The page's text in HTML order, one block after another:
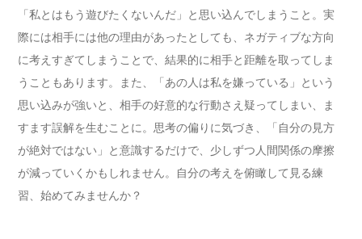
「私とはもう遊びたくないんだ」と思い込んでしまうこと。実
際には相手には他の理由があったとしても、ネガティブな方向
に考えすぎてしまうことで、結果的に相手と距離を取ってしま
うこともあります。また、「あの人は私を嫌っている」という
思い込みが強いと、相手の好意的な行動さえ疑ってしまい、ま
すます誤解を生むことに。思考の偏りに気づき、「自分の見方
が絶対ではない」と意識するだけで、少しずつ人間関係の摩擦
が減っていくかもしれません。自分の考えを俯瞰して見る練
習、始めてみませんか？